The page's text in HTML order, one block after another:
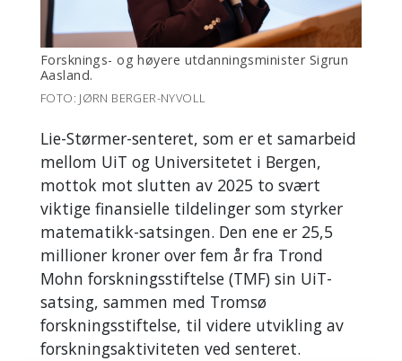
Forsknings- og høyere utdanningsminister Sigrun
Aasland.
FOTO: JØRN BERGER-NYVOLL
Lie-Størmer-senteret, som er et samarbeid
mellom UiT og Universitetet i Bergen,
mottok mot slutten av 2025 to svært
viktige finansielle tildelinger som styrker
matematikk-satsingen. Den ene er 25,5
millioner kroner over fem år fra Trond
Mohn forskningsstiftelse (TMF) sin UiT-
satsing, sammen med Tromsø
forskningsstiftelse, til videre utvikling av
forskningsaktiviteten ved senteret.